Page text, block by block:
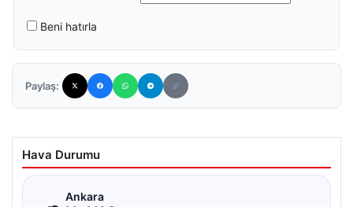
Beni hatırla
Paylaş:
Hava Durumu
Ankara